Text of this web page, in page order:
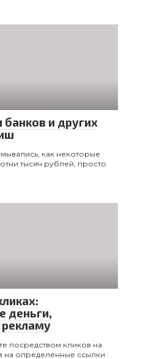
банков и других
как некоторые
тысяч рублей, просто
деньги,
посредством кликов на
на определенные ссылки